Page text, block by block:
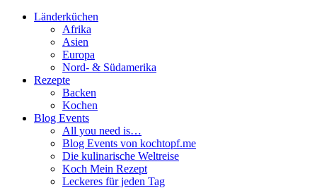
Länderküchen
Afrika
Asien
Europa
Nord- & Südamerika
Rezepte
Backen
Kochen
Blog Events
All you need is…
Blog Events von kochtopf.me
Die kulinarische Weltreise
Koch Mein Rezept
Leckeres für jeden Tag